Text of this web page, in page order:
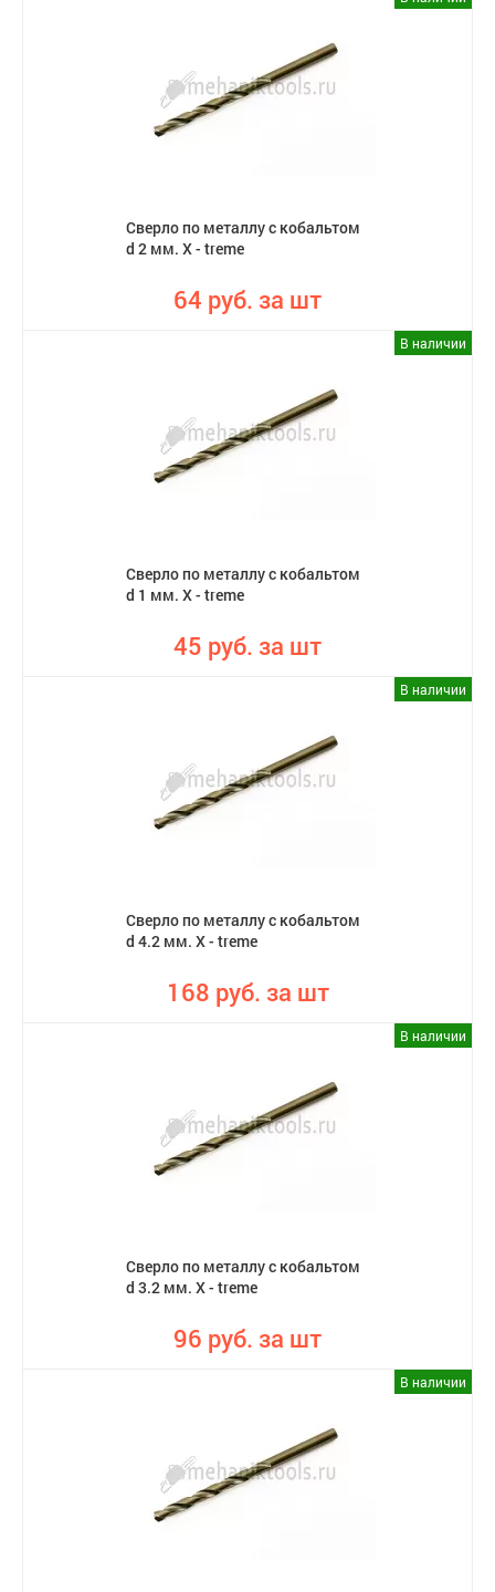
Сверло по металлу с кобальтом
d 2 мм. X - treme
64 руб. за шт
В наличии
Сверло по металлу с кобальтом
d 1 мм. X - treme
45 руб. за шт
В наличии
Сверло по металлу с кобальтом
d 4.2 мм. X - treme
168 руб. за шт
В наличии
Сверло по металлу с кобальтом
d 3.2 мм. X - treme
96 руб. за шт
В наличии